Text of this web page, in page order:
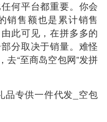
何平台都重要。你会
销售额也是累计销售
此可见，在拼多多的
分取决于销量。难怪
去“至商岛空包网”发拼